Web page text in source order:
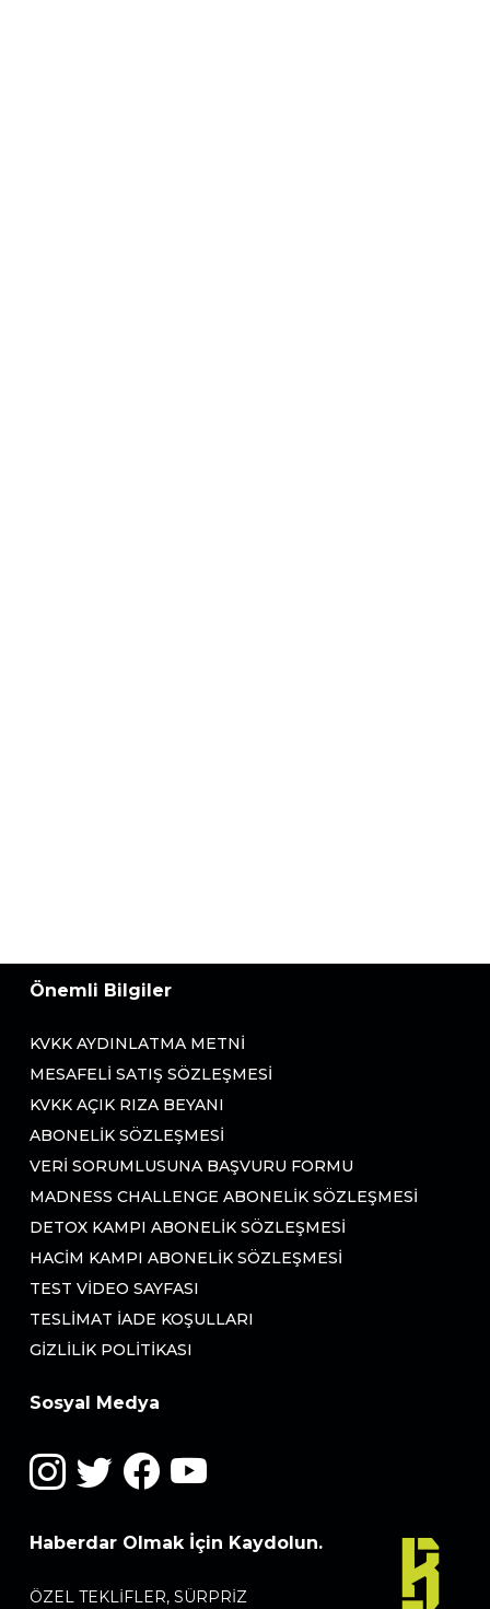
Önemli Bilgiler
KVKK AYDINLATMA METNI
MESAFELI SATIŞ SÖZLEŞMESI
KVKK AÇIK RIZA BEYANI
ABONELIK SÖZLEŞMESI
VERI SORUMLUSUNA BAŞVURU FORMU
MADNESS CHALLENGE ABONELIK SÖZLEŞMESI
DETOX KAMPI ABONELIK SÖZLEŞMESI
HACIM KAMPI ABONELIK SÖZLEŞMESI
TEST VIDEO SAYFASI
TESLIMAT İADE KOŞULLARI
GIZLILIK POLITIKASI
Sosyal Medya
Haberdar Olmak İçin Kaydolun.
ÖZEL TEKLIFLER, SÜRPRIZ